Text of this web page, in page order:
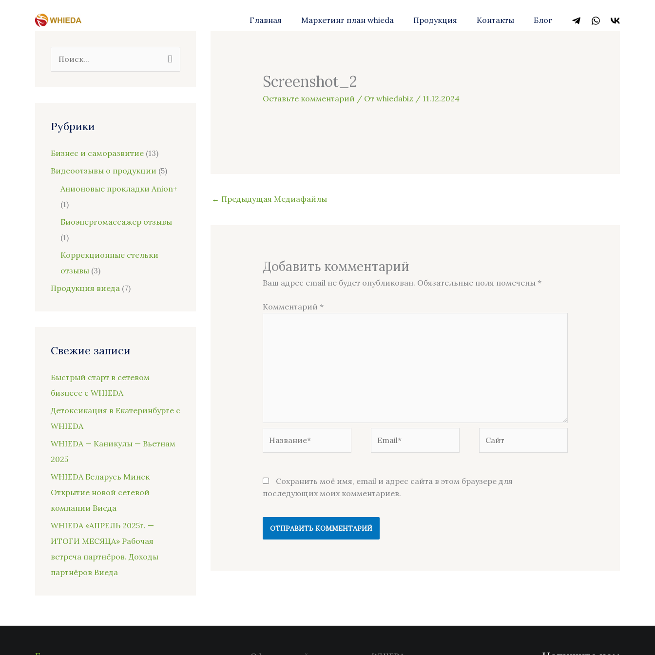
содержимому
Главная Маркетинг план whieda Продукция Контакты Блог
к
Рубрики
Бизнес и саморазвитие (13)
Видеоотзывы о продукции (5)
Анионовые прокладки Anion+
(1)
Биоэнергомассажер отзывы
(1)
Коррекционные стельки
отзывы (3)
Продукция виеда (7)
Свежие записи
Быстрый старт в сетевом
бизнесе с WHIEDA
Детоксикация в Екатеринбурге с
WHIEDA
WHIEDA — Каникулы — Вьетнам
2025
WHIEDA Беларусь Минск
Открытие новой сетевой
компании Виеда
WHIEDA «АПРЕЛЬ 2025г. —
ИТОГИ МЕСЯЦА» Рабочая
встреча партнёров. Доходы
партнёров Виеда
Screenshot_2
Оставьте комментарий / От whiedabiz / 11.12.2024
← Предыдущая Медиафайлы
Добавить комментарий
Ваш адрес email не будет опубликован. Обязательные поля помечены *
Комментарий *
Сохранить моё имя, email и адрес сайта в этом браузере для
последующих моих комментариев.